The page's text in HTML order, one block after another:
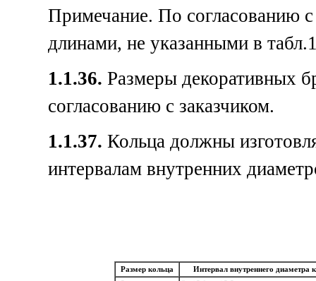
Примечание. По согласованию с
длинами, не указанными в
1.1.36. Размеры декоративных
согласованию с заказчиком.
1.1.37. Кольца должны
интервалам внутренних
Размер кольца
Интервал внутреннего диаметра